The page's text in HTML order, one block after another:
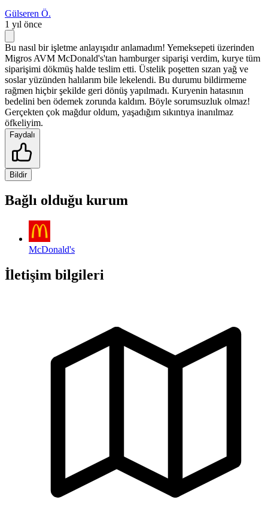
Gülseren Ö.
1 yıl önce
Bu nasıl bir işletme anlayışıdır anlamadım! Yemeksepeti üzerinden
Migros AVM McDonald's'tan hamburger siparişi verdim, kurye tüm
siparişimi dökmüş halde teslim etti. Üstelik poşetten sızan yağ ve
soslar yüzünden halılarım bile lekelendi. Bu durumu bildirmeme
rağmen hiçbir şekilde geri dönüş yapılmadı. Kuryenin hatasının
bedelini ben ödemek zorunda kaldım. Böyle sorumsuzluk olmaz!
Gerçekten çok mağdur oldum, yaşadığım sıkıntıya inanılmaz
öfkeliyim.
Faydalı
Bildir
Bağlı olduğu kurum
McDonald's
İletişim bilgileri